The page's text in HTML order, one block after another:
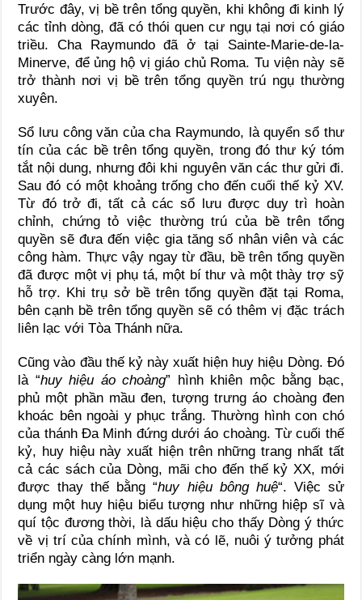
Trước đây, vị bề trên tổng quyền, khi không đi kinh lý
các tỉnh dòng, đã có thói quen cư ngụ tại nơi có giáo
triều. Cha Raymundo đã ở tại Sainte-Marie-de-la-
Minerve, để ủng hộ vị giáo chủ Roma. Tu viện này sẽ
trở thành nơi vị bề trên tổng quyền trú ngụ thường
xuyên.
Sổ lưu công văn của cha Raymundo, là quyển sổ thư
tín của các bề trên tổng quyền, trong đó thư ký tóm
tắt nội dung, nhưng đôi khi nguyên văn các thư gửi đi.
Sau đó có một khoảng trống cho đến cuối thế kỷ XV.
Từ đó trở đi, tất cả các sổ lưu được duy trì hoàn
chỉnh, chứng tỏ việc thường trú của bề trên tổng
quyền sẽ đưa đến việc gia tăng số nhân viên và các
công hàm. Thực vậy ngay từ đầu, bề trên tổng quyền
đã được một vị phụ tá, một bí thư và một thày trợ sỹ
hỗ trợ. Khi trụ sở bề trên tổng quyền đặt tại Roma,
bên cạnh bề trên tổng quyền sẽ có thêm vị đặc trách
liên lạc với Tòa Thánh nữa.
Cũng vào đầu thế kỷ này xuất hiện huy hiệu Dòng. Đó
là “huy hiệu áo choàng” hình khiên mộc bằng bạc,
phủ một phần mầu đen, tượng trưng áo choàng đen
khoác bên ngoài y phục trắng. Thường hình con chó
của thánh Đa Minh đứng dưới áo choàng. Từ cuối thế
kỷ, huy hiệu này xuất hiện trên những trang nhất tất
cả các sách của Dòng, mãi cho đến thế kỷ XX, mới
được thay thế bằng “huy hiệu bông huệ“. Việc sử
dụng một huy hiệu biểu tượng như những hiệp sĩ và
quí tộc đương thời, là dấu hiệu cho thấy Dòng ý thức
về vị trí của chính mình, và có lẽ, nuôi ý tưởng phát
triển ngày càng lớn mạnh.